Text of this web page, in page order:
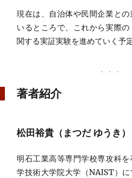
現在は、自治体や民間企業と
いるところで、これから実際
関する実証実験を進めていく予
著者紹介
松田裕貴（まつだ ゆうき）
明石工業高等専門学校専攻科
学技術大学院大学（NAIST）